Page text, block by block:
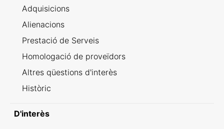
Adquisicions
Alienacions
Prestació de Serveis
Homologació de proveïdors
Altres qüestions d'interès
Històric
D'interès